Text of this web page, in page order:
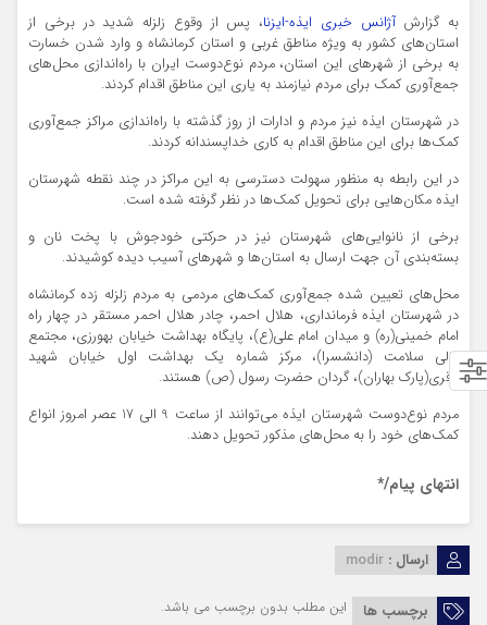
به گزارشآژانس خبری ایذه-ایزنا، پس از وقوع زلزله شدید در برخی از
استان‌های کشور به ویژه مناطق غربی و استان کرمانشاه و وارد شدن خسارت
به برخی از شهرهای این استان، مردم نوع‌دوست ایران با راه‌اندازی محل‌های
جمع‌آوری کمک برای مردم نیازمند به یاری این مناطق اقدام کردند.
در شهرستان ایذه نیز مردم و ادارات از روز گذشته با راه‌اندازی مراکز جمع‌آوری
کمک‌ها برای این مناطق اقدام به کاری خداپسندانه کردند.
در این رابطه به منظور سهولت دسترسی به این مراکز در چند نقطه شهرستان
ایذه مکان‌هایی برای تحویل کمک‌ها در نظر گرفته شده است.
برخی از نانوایی‌های شهرستان نیز در حرکتی خودجوش با پخت نان و
بسته‌بندی آن جهت ارسال به استان‌ها و شهرهای آسیب دیده کوشیدند.
محل‌هاي تعيين شده جمع‌آوري كمك‌هاي مردمي به مردم زلزله زده كرمانشاه
در شهرستان ایذه فرمانداري، هلال احمر، چادر هلال احمر مستقر در چهار راه
امام خمینی(ره) و ميدان امام علي(ع)، پايگاه بهداشت خيابان بهورزی، مجتمع
عالي سلامت (دانشسرا)، مركز شماره يك بهداشت اول خيابان شهيد
باقري(پارك بهاران)، گردان حضرت رسول (ص) هستند.
مردم نوع‌دوست شهرستان ایذه مي‌توانند از ساعت 9 الي 17 عصر امروز انواع
كمك‌هاي خود را به محل‌هاي مذكور تحويل دهند.
انتهای پیام/*
ارسال : modir
برچسب ها این مطلب بدون برچسب می باشد.